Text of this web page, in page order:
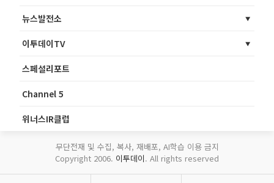
뉴스발전소
이투데이TV
스페셜리포트
Channel 5
위너스IR클럽
무단전재 및 수집, 복사, 재배포, AI학습 이용 금지
Copyright 2006. 이투데이. All rights reserved